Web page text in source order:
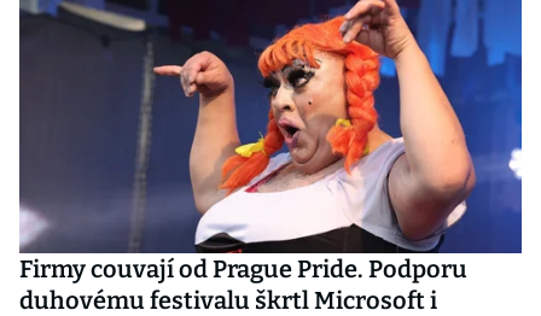
Firmy couvají od Prague Pride. Podporu
duhovému festivalu škrtl Microsoft i